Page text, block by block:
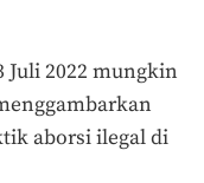
Juli 2022 mungkin
aborsi ilegal di